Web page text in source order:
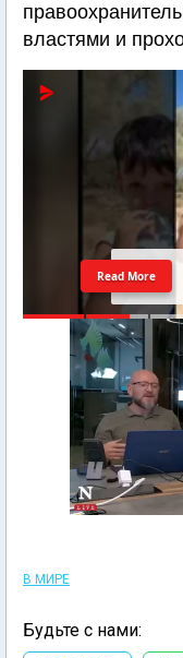
властями и
Read More
В МИРЕ
Будьте с нами: